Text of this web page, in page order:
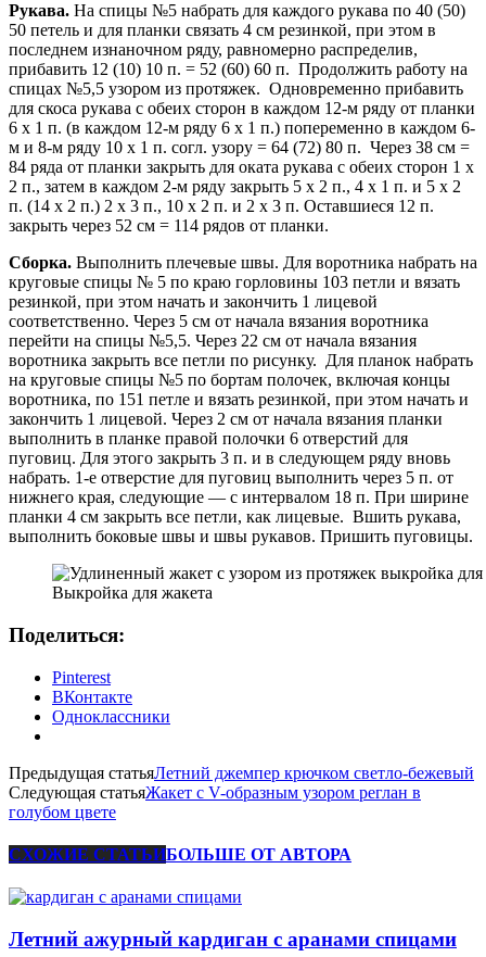
Рукава. На спицы №5 набрать для каждого рукава по 40 (50)
50 петель и для планки связать 4 см резинкой, при этом в
последнем изнаночном ряду, равномерно распределив,
прибавить 12 (10) 10 п. = 52 (60) 60 п. Продолжить работу на
спицах №5,5 узором из протяжек. Одновременно прибавить
для скоса рукава с обеих сторон в каждом 12-м ряду от планки
6 x 1 п. (в каждом 12-м ряду 6 x 1 п.) попеременно в каждом 6-
м и 8-м ряду 10 x 1 п. согл. узору = 64 (72) 80 п. Через 38 см =
84 ряда от планки закрыть для оката рукава с обеих сторон 1 x
2 п., затем в каждом 2-м ряду закрыть 5 x 2 п., 4 x 1 п. и 5 x 2
п. (14 x 2 п.) 2 x 3 п., 10 x 2 п. и 2 x 3 п. Оставшиеся 12 п.
закрыть через 52 см = 114 рядов от планки.
Сборка. Выполнить плечевые швы. Для воротника набрать на
круговые спицы № 5 по краю горловины 103 петли и вязать
резинкой, при этом начать и закончить 1 лицевой
соответственно. Через 5 см от начала вязания воротника
перейти на спицы №5,5. Через 22 см от начала вязания
воротника закрыть все петли по рисунку. Для планок набрать
на круговые спицы №5 по бортам полочек, включая концы
воротника, по 151 петле и вязать резинкой, при этом начать и
закончить 1 лицевой. Через 2 см от начала вязания планки
выполнить в планке правой полочки 6 отверстий для
пуговиц. Для этого закрыть 3 п. и в следующем ряду вновь
набрать. 1-е отверстие для пуговиц выполнить через 5 п. от
нижнего края, следующие — с интервалом 18 п. При ширине
планки 4 см закрыть все петли, как лицевые. Вшить рукава,
выполнить боковые швы и швы рукавов. Пришить пуговицы.
Выкройка для жакета
Поделиться:
Pinterest
ВКонтакте
Одноклассники
Предыдущая статьяЛетний джемпер крючком светло-бежевый
Следующая статьяЖакет c V-образным узором реглан в
голубом цвете
СХОЖИЕ СТАТЬИБОЛЬШЕ ОТ АВТОРА
Летний ажурный кардиган с аранами спицами